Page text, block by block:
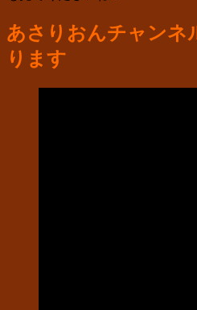
あさりおんチャンネ
ります